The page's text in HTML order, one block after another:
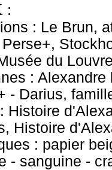
:
: Le Brun,
du
:
- Darius,
Histoire
Histoire
: papier
- sanguine -